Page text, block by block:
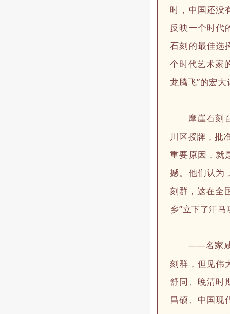
时，中国还没
反映一个时代
石刻的最佳选
个时代艺术家
龙腾飞”的宏大
摩崖石刻百
川区授牌，批
重要原因，就
撼。他们认为
刻群，这在全
乡”立下了汗马
——名家咸集
刻群，但见伟
舒同、晚清时
昌硕、中国现